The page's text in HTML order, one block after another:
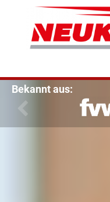
Bekannt aus: